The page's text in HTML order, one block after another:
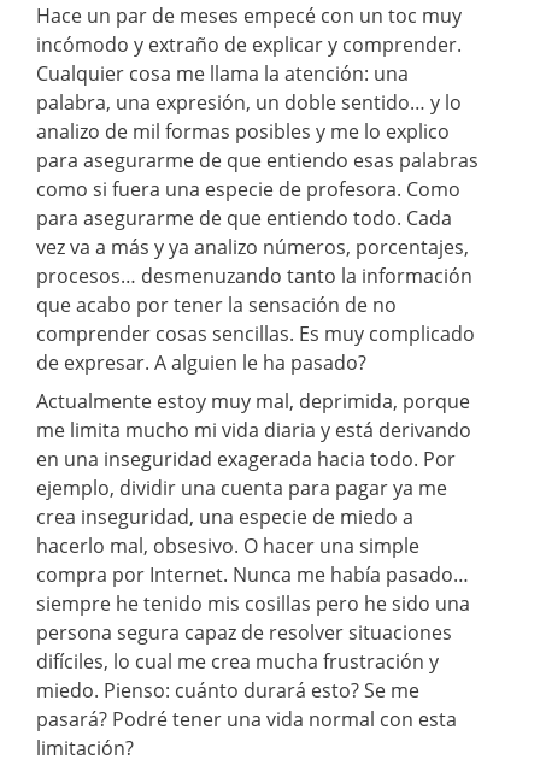
Hace un par de meses empecé con un toc muy
incómodo y extraño de explicar y comprender.
Cualquier cosa me llama la atención: una
palabra, una expresión, un doble sentido… y lo
analizo de mil formas posibles y me lo explico
para asegurarme de que entiendo esas palabras
como si fuera una especie de profesora. Como
para asegurarme de que entiendo todo. Cada
vez va a más y ya analizo números, porcentajes,
procesos… desmenuzando tanto la información
que acabo por tener la sensación de no
comprender cosas sencillas. Es muy complicado
de expresar. A alguien le ha pasado?
Actualmente estoy muy mal, deprimida, porque
me limita mucho mi vida diaria y está derivando
en una inseguridad exagerada hacia todo. Por
ejemplo, dividir una cuenta para pagar ya me
crea inseguridad, una especie de miedo a
hacerlo mal, obsesivo. O hacer una simple
compra por Internet. Nunca me había pasado…
siempre he tenido mis cosillas pero he sido una
persona segura capaz de resolver situaciones
difíciles, lo cual me crea mucha frustración y
miedo. Pienso: cuánto durará esto? Se me
pasará? Podré tener una vida normal con esta
limitación?